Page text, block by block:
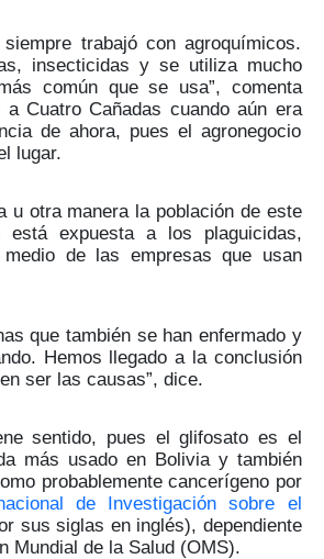
siempre trabajó con agroquímicos.
insecticidas y se utiliza mucho
común que se usa”, comenta
a Cuatro Cañadas cuando aún era
de ahora, pues el agronegocio
lugar.
u otra manera la población de este
está expuesta a los plaguicidas,
de las empresas que usan
que también se han enfermado y
Hemos llegado a la conclusión
ser las causas”, dice.
sentido, pues el glifosato es el
más usado en Bolivia y también
probablemente cancerígeno por
de Investigación sobre el
sus siglas en inglés), dependiente
Mundial de la Salud (OMS).